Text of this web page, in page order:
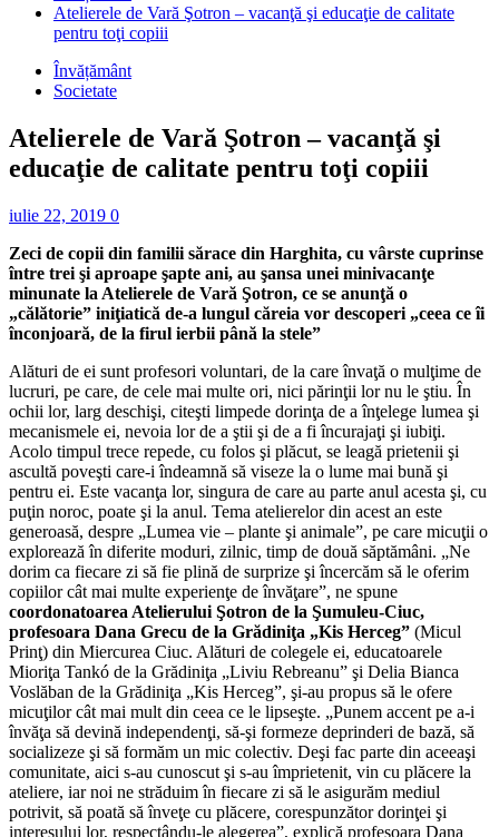
Atelierele de Vară Şotron – vacanţă şi educaţie de calitate
pentru toţi copiii
Învățământ
Societate
Atelierele de Vară Şotron – vacanţă şi
educaţie de calitate pentru toţi copiii
iulie 22, 2019 0
Zeci de copii din familii sărace din Harghita, cu vârste cuprinse
între trei şi aproape şapte ani, au şansa unei minivacanţe
minunate la Atelierele de Vară Şotron, ce se anunţă o
„călătorie” iniţiatică de-a lungul căreia vor descoperi „ceea ce îi
înconjoară, de la firul ierbii până la stele”
Alături de ei sunt profesori voluntari, de la care învaţă o mulţime de
lucruri, pe care, de cele mai multe ori, nici părinţii lor nu le ştiu. În
ochii lor, larg deschişi, citeşti limpede dorinţa de a înţelege lumea şi
mecanismele ei, nevoia lor de a ştii şi de a fi încurajaţi şi iubiţi.
Acolo timpul trece repede, cu folos şi plăcut, se leagă prietenii şi
ascultă poveşti care-i îndeamnă să viseze la o lume mai bună şi
pentru ei. Este vacanţa lor, singura de care au parte anul acesta şi, cu
puţin noroc, poate şi la anul. Tema atelierelor din acest an este
generoasă, despre „Lumea vie – plante şi animale”, pe care micuţii o
explorează în diferite moduri, zilnic, timp de două săptămâni. „Ne
dorim ca fiecare zi să fie plină de surprize şi încercăm să le oferim
copiilor cât mai multe experienţe de învăţare”, ne spune
coordonatoarea Atelierului Şotron de la Şumuleu-Ciuc,
profesoara Dana Grecu de la Grădiniţa „Kis Herceg” (Micul
Prinţ) din Miercurea Ciuc. Alături de colegele ei, educatoarele
Mioriţa Tankó de la Grădiniţa „Liviu Rebreanu” şi Delia Bianca
Voslăban de la Grădiniţa „Kis Herceg”, şi-au propus să le ofere
micuţilor cât mai mult din ceea ce le lipseşte. „Punem accent pe a-i
învăţa să devină independenţi, să-şi formeze deprinderi de bază, să
socializeze şi să formăm un mic colectiv. Deşi fac parte din aceeaşi
comunitate, aici s-au cunoscut şi s-au împrietenit, vin cu plăcere la
ateliere, iar noi ne străduim în fiecare zi să le asigurăm mediul
potrivit, să poată să înveţe cu plăcere, corespunzător dorinţei şi
interesului lor, respectându-le alegerea”, explică profesoara Dana